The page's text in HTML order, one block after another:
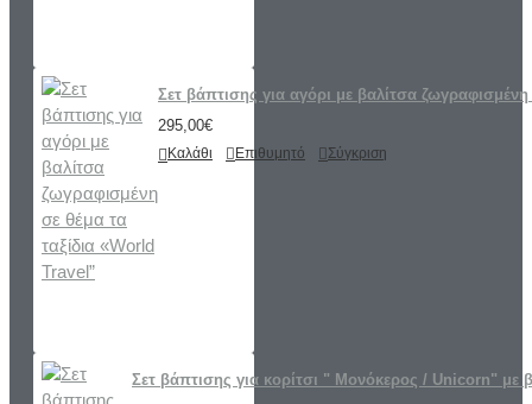
Σετ βάπτισης για αγόρι με βαλίτσα
295,00€
Καλάθι Επιθυμητό Σύγκριση
Σετ βάπτισης για κορίτσι " Μονόκερος / Unicorn" με